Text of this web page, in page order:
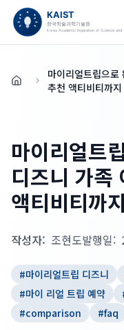
홈
마이리얼트립으로
추천 액티비티까지
마이리얼트
디즈니 가족
액티비티까지
작성자: 조현도발행일:
#마이리얼트립 디즈니
#마이 리얼 트립 예약
#comparison #faq